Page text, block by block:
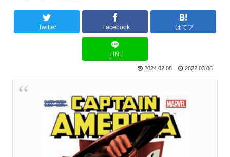
Twitter Facebook はてブ
LINE
2024.02.08 2022.03.06